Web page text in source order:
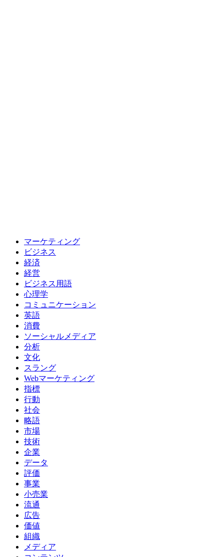
マーケティング
ビジネス
経済
経営
ビジネス用語
心理学
コミュニケーション
英語
消費
ソーシャルメディア
分析
文化
スラング
Webマーケティング
指標
行動
社会
略語
市場
技術
企業
データ
評価
事業
小売業
流通
広告
価値
組織
メディア